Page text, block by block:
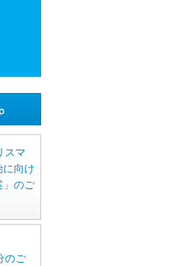
スマ
に向け
」のご
のご